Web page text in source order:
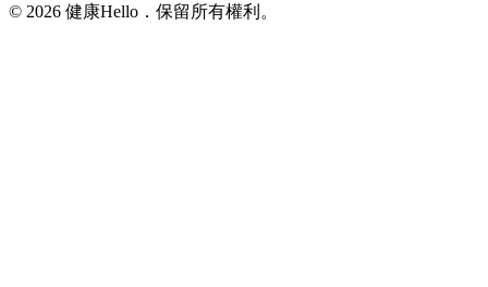
© 2026 健康Hello．保留所有權利。